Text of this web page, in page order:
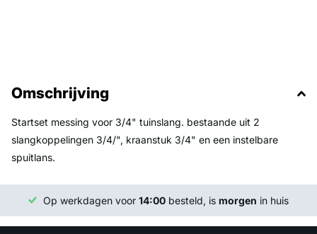
Omschrijving
Startset messing voor 3/4" tuinslang. bestaande uit 2
slangkoppelingen 3/4/", kraanstuk 3/4" en een instelbare
spuitlans.
Op werkdagen voor 14:00 besteld, is morgen in huis